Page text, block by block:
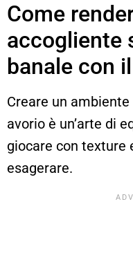
Come
accogliente
banale con
Creare un
avorio è un’arte di
giocare con texture
esagerare.